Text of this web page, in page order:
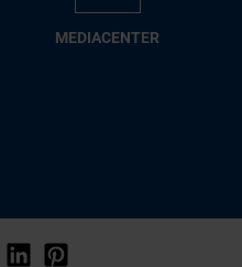
ME­DIA­CEN­TER